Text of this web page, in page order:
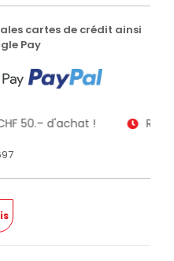
cartes de crédit ainsi
Pay
50.– d'achat !